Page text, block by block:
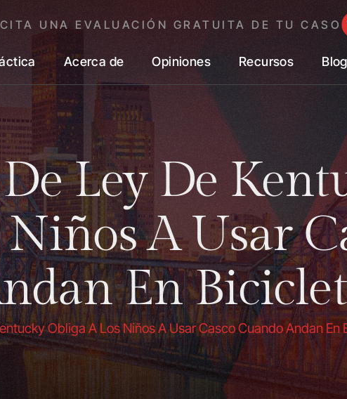
UNA EVALUACIÓN GRATUITA DE TU CASO
Acerca de Opiniones Recursos Blog
Ley De
A Usar
En
Obliga A Los Niños A Usar Casco Cuando Andan En